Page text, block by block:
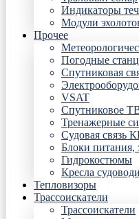
Индикаторы
Модули
Прочее
Погодные
Спутниковая
VSAT
Спутниковое
Тренажерные
Судовая связь
Блоки питания,
Гидрокостюмы
Кресла
Тепловизоры
Трассоискатели
Трассоискатели